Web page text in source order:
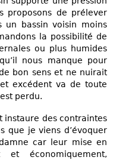
proposons de prélever
un bassin voisin moins
la possibilité de
ou plus humides
nous manque pour
bon sens et ne nuirait
excédent va de toute
perdu.
instaure des contraintes
que je viens d’évoquer
car leur mise en
et économiquement,